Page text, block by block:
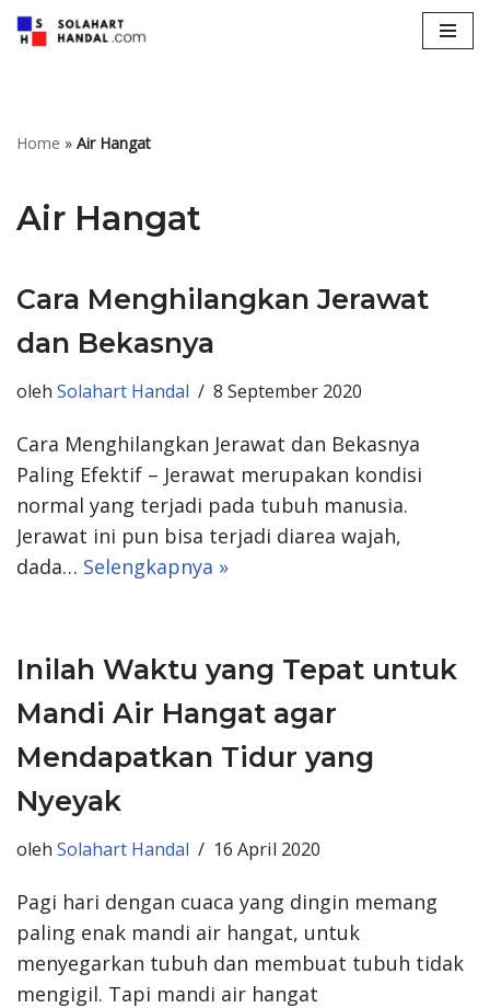
Home » Air Hangat
Air Hangat
Cara Menghilangkan Jerawat
dan Bekasnya
oleh Solahart Handal 8 September 2020
Cara Menghilangkan Jerawat dan Bekasnya
Paling Efektif – Jerawat merupakan kondisi
normal yang terjadi pada tubuh manusia.
Jerawat ini pun bisa terjadi diarea wajah,
dada… Selengkapnya »
Inilah Waktu yang Tepat untuk
Mandi Air Hangat agar
Mendapatkan Tidur yang
Nyeyak
oleh Solahart Handal 16 April 2020
Pagi hari dengan cuaca yang dingin memang
paling enak mandi air hangat, untuk
menyegarkan tubuh dan membuat tubuh tidak
mengigil. Tapi mandi air hangat